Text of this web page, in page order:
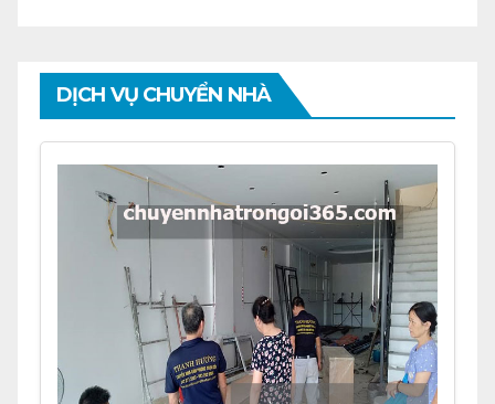
DỊCH VỤ CHUYỂN NHÀ